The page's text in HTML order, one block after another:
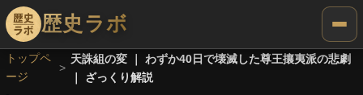
歴史ラボ
トップペ
ージ
天誅組の変 ｜ わずか40日で壊滅した尊王攘夷派の悲劇
｜ ざっくり解説